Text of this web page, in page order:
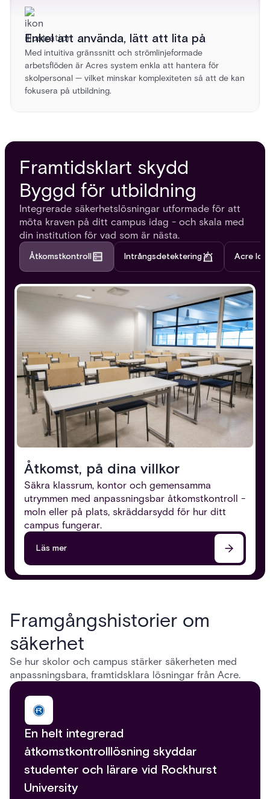
Enkel att använda, lätt att lita på
Med intuitiva gränssnitt och strömlinjeformade
arbetsflöden är Acres system enkla att hantera för
skolpersonal — vilket minskar komplexiteten så att de kan
fokusera på utbildning.
Framtidsklart skydd
Byggd för utbildning
Integrerade säkerhetslösningar utformade för att
möta kraven på ditt campus idag - och skala med
din institution för vad som är nästa.
Åtkomstkontroll Intrångsdetektering Acre
Åtkomst, på dina villkor
Säkra klassrum, kontor och gemensamma
utrymmen med anpassningsbar åtkomstkontroll -
moln eller på plats, skräddarsydd för hur ditt
campus fungerar.
Läs mer
Framgångshistorier om
säkerhet
Se hur skolor och campus stärker säkerheten med
anpassningsbara, framtidsklara lösningar från Acre.
En helt integrerad
åtkomstkontrolllösning skyddar
studenter och lärare vid Rockhurst
University
University of Central Florida bygger en
säkrare campusmiljö genom
partnerskap med Acre security